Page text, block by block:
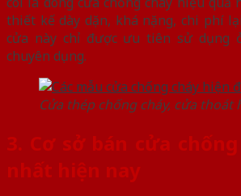
thiết kế dày dặn, khá nặng, chi phí
cửa này chỉ được ưu tiên sử dụng
chuyên dụng.
Cửa thép chống cháy, cửa thoát
3. Cơ sở bán cửa
nhất hiện nay